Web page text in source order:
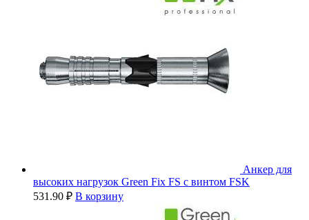
Анкер для
высоких нагрузок Green Fix FS с винтом FSK
531.90 ₽ В корзину